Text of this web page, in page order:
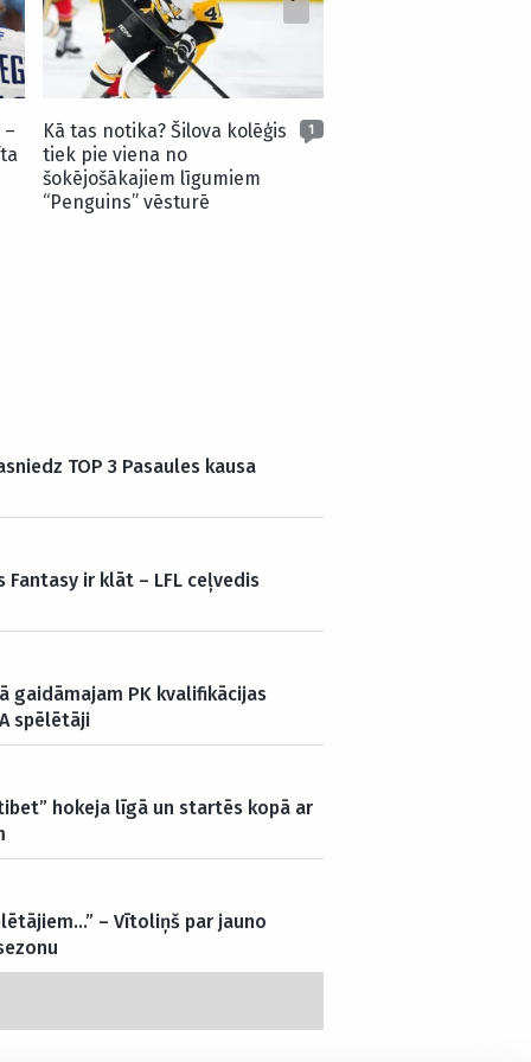
–
Kā tas notika? Šilova kolēģis
tiek pie viena no
šokējošākajiem līgumiem
“Penguins” vēsturē
1
TOP 3 Pasaules kausa
Fantasy ir klāt – LFL ceļvedis
gaidāmajam PK kvalifikācijas
spēlētāji
hokeja līgā un startēs kopā ar
– Vītoliņš par jauno